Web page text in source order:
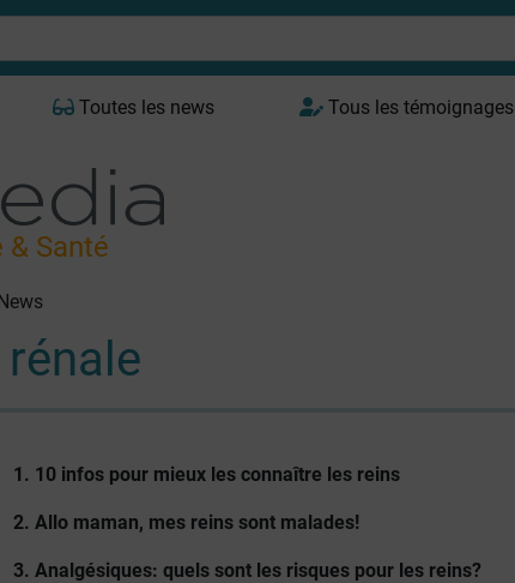
Toutes les news Tous les témoignages
& Santé
1. 10 infos pour mieux les connaître les reins
2. Allo maman, mes reins sont malades!
3. Analgésiques: quels sont les risques pour les reins?